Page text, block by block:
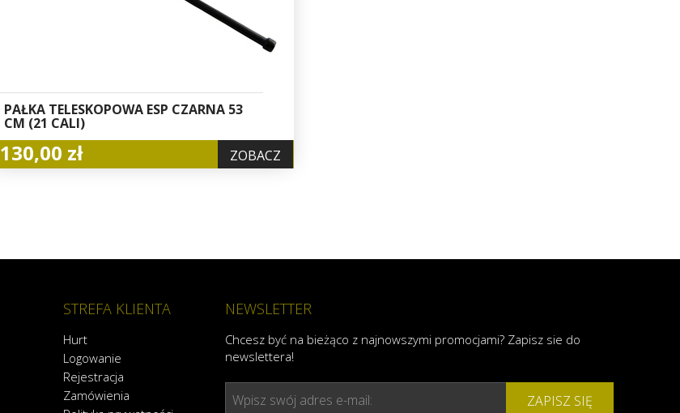
PAŁKA TELESKOPOWA ESP CZARNA 53
CM (21 CALI)
130,00 zł ZOBACZ
STREFA KLIENTA
Hurt
Logowanie
Rejestracja
Zamówienia
NEWSLETTER
Chcesz być na bieżąco z najnowszymi promocjami? Zapisz sie do
newslettera!
Wpisz swój adres e-mail: ZAPISZ SIĘ